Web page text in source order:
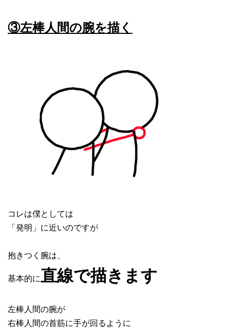
③左棒人間の腕を描く
コレは僕としては
「発明」に近いのですが
抱きつく腕は、
基本的に直線で描きます
左棒人間の腕が
右棒人間の首筋に手が回るように